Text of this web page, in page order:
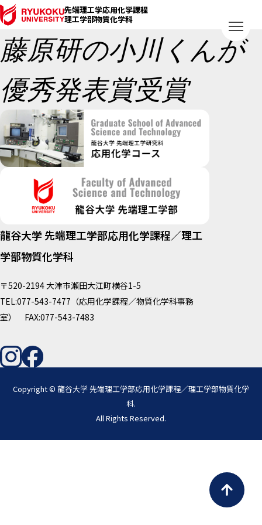
先端理工学応用化学課程
理工学部物質化学科
藤原研の小川くんが
優秀発表賞受賞
龍谷大学 先端理工学部応用化学課程／理工
学部物質化学科
〒520-2194 大津市瀬田大江町横谷1-5
TEL:077-543-7477（応用化学課程／物質化学科事務
室） FAX:077-543-7483
Copyright © 龍谷大学 先端理工学部応用化学課程／理工学部物質化学
科.
All Rights Reserved.